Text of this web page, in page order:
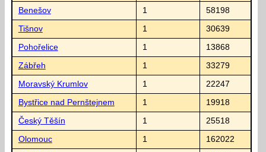
Benešov 1 58198
Tišnov 1 30639
Pohořelice 1 13868
Zábřeh 1 33279
Moravský Krumlov 1 22247
Bystřice nad Pernštejnem 1 19918
Český Těšín 1 25518
Olomouc 1 162022